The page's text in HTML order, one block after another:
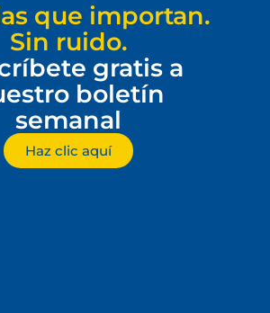
que importan.
Sin ruido.
gratis a
boletín
semanal
Haz clic aquí